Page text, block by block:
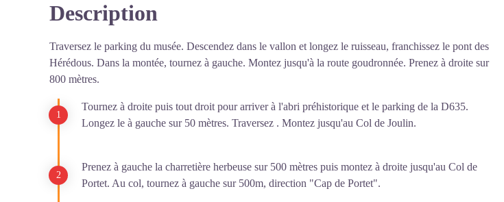
Description
Traversez le parking du musée. Descendez dans le vallon et longez le ruisseau, franchissez le pont des
Hérédous. Dans la montée, tournez à gauche. Montez jusqu'à la route goudronnée. Prenez à droite sur
800 mètres.
Tournez à droite puis tout droit pour arriver à l'abri préhistorique et le parking de la D635.
Longez le à gauche sur 50 mètres. Traversez . Montez jusqu'au Col de Joulin.
Prenez à gauche la charretière herbeuse sur 500 mètres puis montez à droite jusqu'au Col de
Portet. Au col, tournez à gauche sur 500m, direction "Cap de Portet".